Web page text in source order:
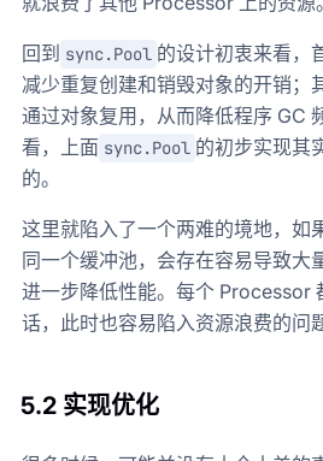
回到 sync.Pool 的设计初衷来看，
减少重复创建和销毁对象的开销；
通过对象复用，从而降低程序 GC
看，上面 sync.Pool 的初步实现其
的。
这里就陷入了一个两难的境地，如
同一个缓冲池，会存在容易导致大
进一步降低性能。每个 Processor
话，此时也容易陷入资源浪费的问
5.2 实现优化